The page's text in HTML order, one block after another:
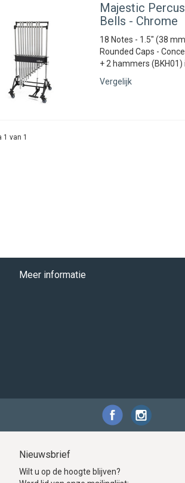
Majestic
Bells - Chrome
18 Notes - 1.5″ (38
Rounded Caps -
+ 2 hammers (BKH01)
Vergelijk
1 van 1
Meer informatie
Nieuwsbrief
Wilt u op de hoogte blijven?